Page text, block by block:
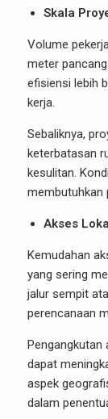
Skala
Volume
meter
efisiensi lebih
kerja.
Sebaliknya,
keterbatasan
kesulitan.
membutuhkan
Akses
Kemudahan
yang sering
jalur sempit
perencanaan
Pengangkutan
dapat
aspek
dalam